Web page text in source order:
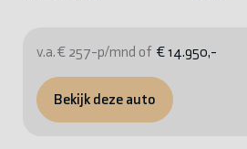
v.a. € 257-p/mnd of € 14.950,-
Bekijk deze auto